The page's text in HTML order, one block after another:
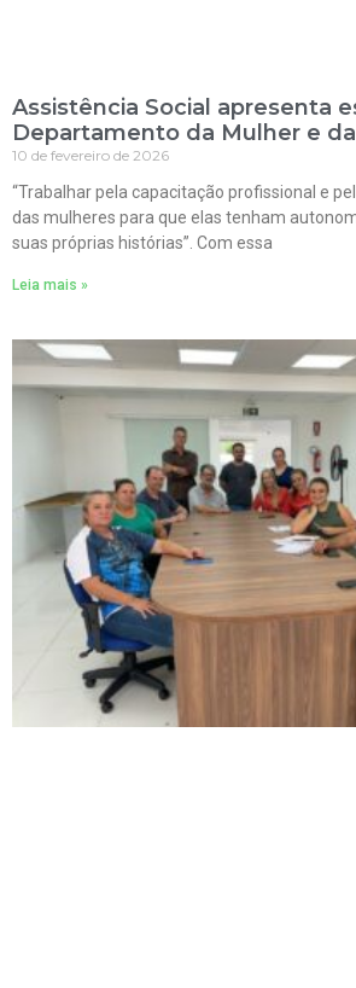
Assistência Social apresenta
Departamento da Mulher e
10 de fevereiro de 2026
“Trabalhar pela capacitação profissional e
das mulheres para que elas tenham
suas próprias histórias”. Com essa
Leia mais »